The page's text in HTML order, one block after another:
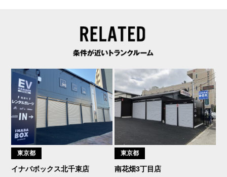
東京都
イナバボックス北千束店
東京都
南花畑3丁目店